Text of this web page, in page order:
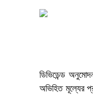
ডিভিডেন্ড
অভিহিত মূল্যের